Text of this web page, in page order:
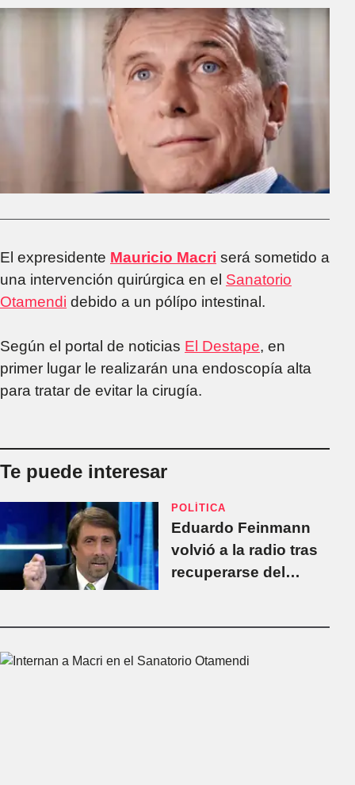
El expresidente Mauricio Macri será sometido a
una intervención quirúrgica en el Sanatorio
Otamendi debido a un pólípo intestinal.
Según el portal de noticias El Destape, en
primer lugar le realizarán una endoscopía alta
para tratar de evitar la cirugía.
Te puede interesar
POLÍTICA
Eduardo Feinmann
volvió a la radio tras
recuperarse del
inhumana”